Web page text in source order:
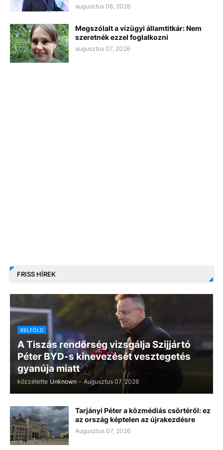
augusztus 06, 2026
Megszólalt a vízügyi államtitkár: Nem
szeretnék ezzel foglalkozni
augusztus 07, 2026
FRISS HÍREK
BELFÖLD
A Tiszás rendőrség vizsgálja Szijjártó
Péter BYD-s kinevezését vesztegetés
gyanúja miatt
közzétette Unknown - Augusztus 07, 2026
Tarjányi Péter a közmédiás csörtéről: ez
az ország képtelen az újrakezdésre
Augusztus 07, 2026